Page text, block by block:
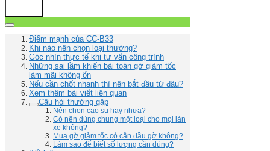
Điểm mạnh của CC-B33
Khi nào nên chọn loại thường?
Góc nhìn thực tế khi tư vấn công trình
Những sai lầm khiến bài toán gờ giảm tốc
làm mãi không ổn
Nếu cần chốt nhanh thì nên bắt đầu từ đâu?
Xem thêm bài viết liên quan
Câu hỏi thường gặp
Nên chọn cao su hay nhựa?
Có nên dùng chung một loại cho mọi làn
xe không?
Mua gờ giảm tốc có cần đầu gờ không?
Làm sao để biết số lượng cần dùng?